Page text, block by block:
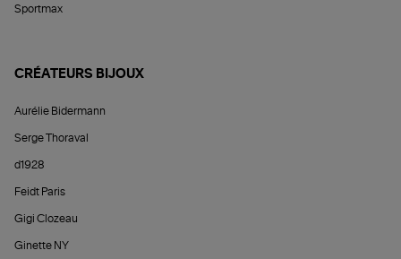
Sportmax
CRÉATEURS BIJOUX
Aurélie Bidermann
Serge Thoraval
d1928
Feidt Paris
Gigi Clozeau
Ginette NY